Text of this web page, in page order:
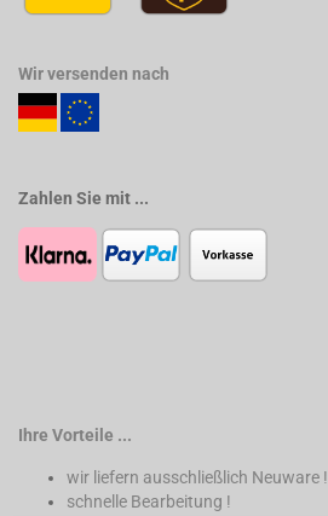
Wir versenden nach
Zahlen Sie mit ...
Ihre Vorteile ...
wir liefern ausschließlich Neuware !
schnelle Bearbeitung !